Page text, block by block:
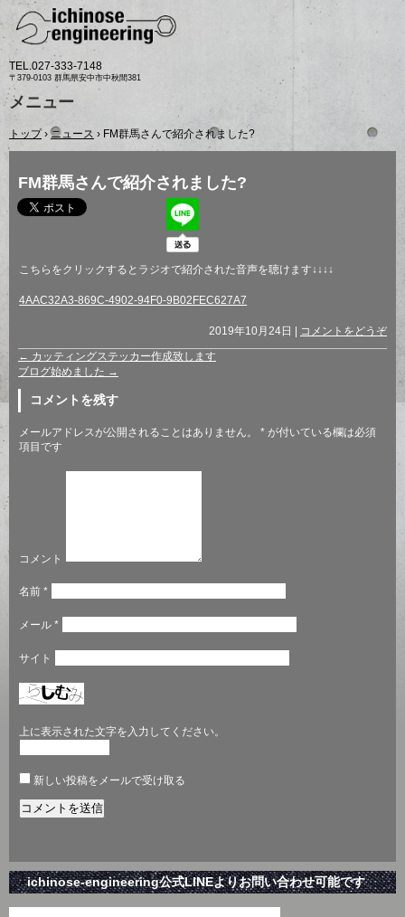
TEL.027-333-7148
〒379-0103 群馬県安中市中秋間381
メニュー
コ
ン
テ
へ
トップ › ニュース › FM群馬さんで紹介されました?
FM群馬さんで紹介されました?
こちらをクリックするとラジオで紹介された音声を聴けます↓↓↓↓
4AAC32A3-869C-4902-94F0-9B02FEC627A7
2019年10月24日
コメントをどうぞ
← カッティングステッカー作成致します
ブログ始めました →
コメントを残す
メールアドレスが公開されることはありません。 * が付いている欄は必須
項目です
コメント
名前*
メール*
サイト
上に表示された文字を入力してください。
新しい投稿をメールで受け取る
ichinose-engineering公式LINEよりお問い合わせ可能です